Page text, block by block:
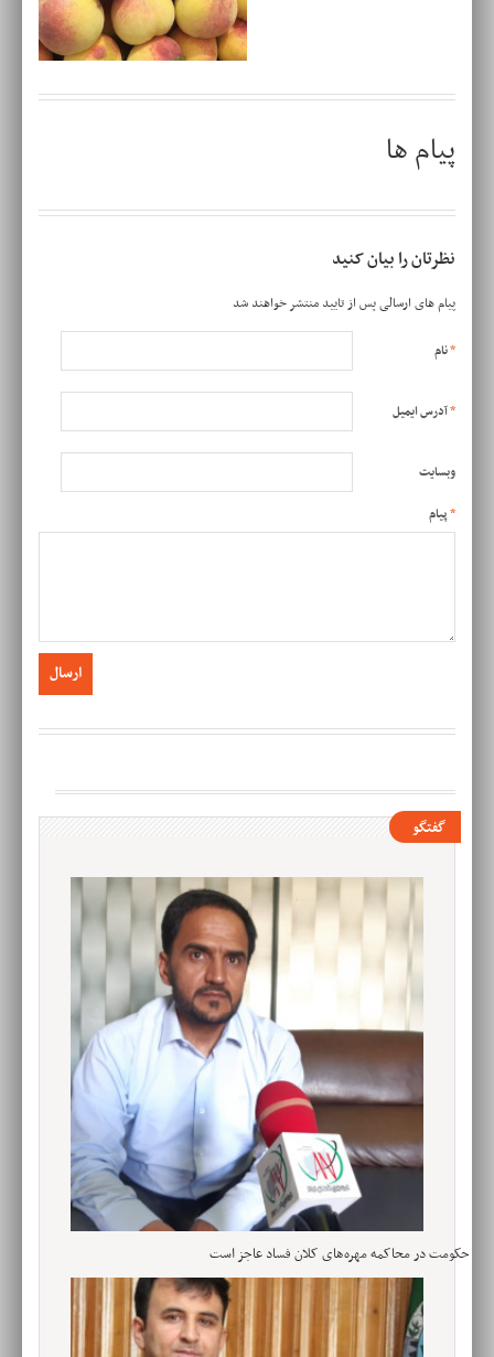
پیام ها
نظرتان را بیان کنید
پیام های ارسالی پس از تایید منتشر خواهند شد
*
*
وبسایت
*
گفتگو
حکومت در محاکمه مهره‌های کلان فساد عاجز است